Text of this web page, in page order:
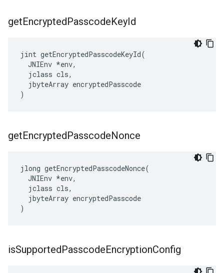
getEncryptedPasscodeKeyId
jint getEncryptedPasscodeKeyId(
  JNIEnv *env,
  jclass cls,
  jbyteArray encryptedPasscode
)
getEncryptedPasscodeNonce
jlong getEncryptedPasscodeNonce(
  JNIEnv *env,
  jclass cls,
  jbyteArray encryptedPasscode
)
isSupportedPasscodeEncryptionConfig